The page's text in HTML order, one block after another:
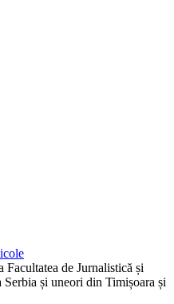
de Jurnalistică și
și uneori din Timișoara și